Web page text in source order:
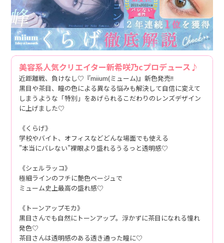
美容系人気クリエイター新希咲乃cプロデュース♪
近距離戦、負けなし♡『miium(ミューム)』新色発売!!
黒目や茶目、瞳の色による異なる悩みも解決して自信に変えて
しまうような「特別」をあげられるこだわりのレンズデザイン
に上げました♡
《くらげ》
学校やバイト、オフィスなどどんな場面でも使える
”本当にバレない”裸眼より盛れるうるっと透明感♡
《シェルラッコ》
極細ラインのフチに艶色ベージュで
ミューム史上最高の盛れ感♡
《トーンアップモカ》
黒目さんでも自然にトーンアップ。浮かずに茶目になれる憧れ
発色♡
茶目さんは透明感のある透き通った瞳に♡